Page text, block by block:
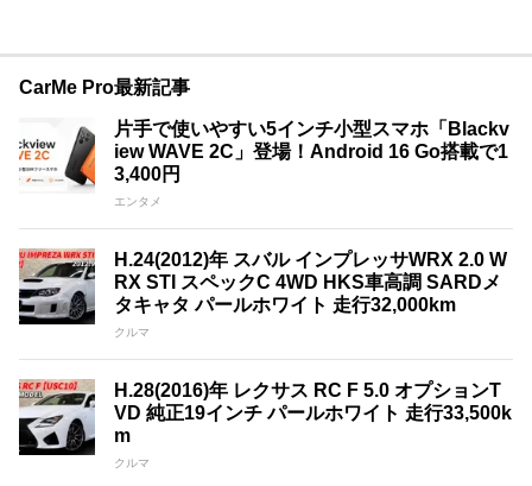
CarMe Pro最新記事
片手で使いやすい5インチ小型スマホ「Blackv
iew WAVE 2C」登場！Android 16 Go搭載で1
3,400円
エンタメ
H.24(2012)年 スバル インプレッサWRX 2.0 W
RX STI スペックC 4WD HKS車高調 SARDメ
タキャタ パールホワイト 走行32,000km
クルマ
H.28(2016)年 レクサス RC F 5.0 オプションT
VD 純正19インチ パールホワイト 走行33,500k
m
クルマ